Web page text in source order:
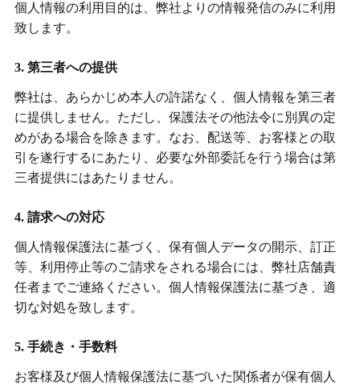
個人情報の利用目的は、弊社よりの情報発信のみに利用
致します。
3. 第三者への提供
弊社は、あらかじめ本人の許諾なく、個人情報を第三者
に提供しません。ただし、保護法その他法令に別異の定
めがある場合を除きます。なお、配送等、お客様との取
引を遂行するにあたり、必要な外部委託を行う場合は第
三者提供にはあたりません。
4. 請求への対応
個人情報保護法に基づく、保有個人データの開示、訂正
等、利用停止等のご請求をされる場合には、弊社店舗責
任者までご連絡ください。個人情報保護法に基づき、適
切な対処を致します。
5. 手続き・手数料
お客様及び個人情報保護法に基づいた関係者が保有個人